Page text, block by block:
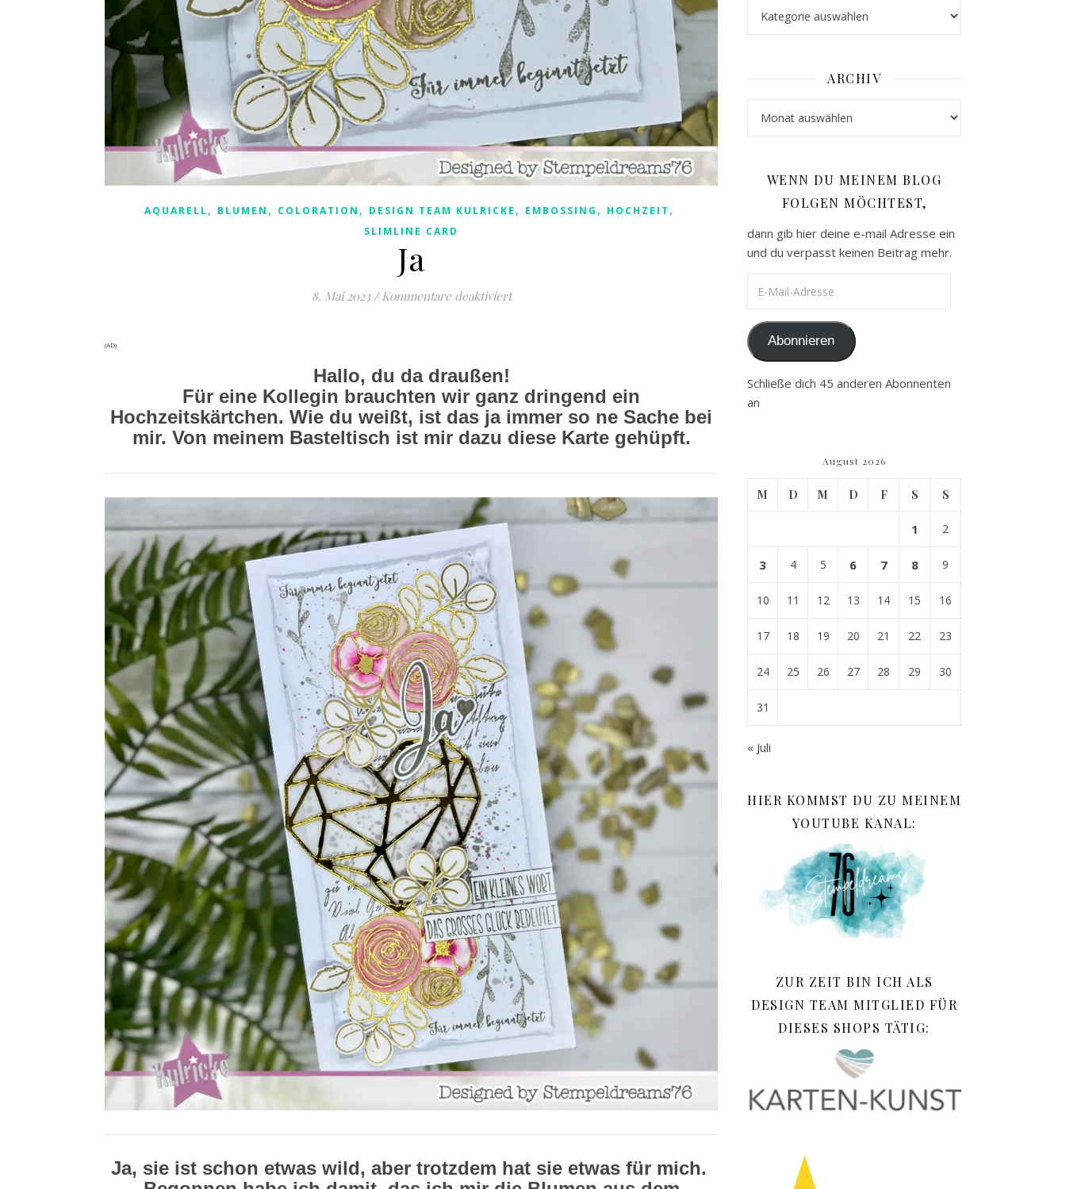
AQUARELL, BLUMEN , COLORATION , DESIGN TEAM KULRICKE , EMBOSSING , HOCHZEIT ,
SLIMLINE CARD
Ja
8. Mai 2023 / Kommentare deaktiviertfür Ja
(AD)
Hallo, du da draußen!
Für eine Kollegin brauchten wir ganz dringend ein
Hochzeitskärtchen. Wie du weißt, ist das ja immer so ne Sache bei
mir. Von meinem Basteltisch ist mir dazu diese Karte gehüpft.
Ja, sie ist schon etwas wild, aber trotzdem hat sie etwas für mich.
ARCHIV
WENN DU MEINEM BLOG
FOLGEN MÖCHTEST,
dann gib hier deine e-mail Adresse ein
und du verpasst keinen Beitrag mehr.
Abonnieren
Schließe dich 45 anderen Abonnenten
an
August 2026
M D M D F S S
1 2
3 4 5 6 7 8 9
10 11 12 13 14 15 16
17 18 19 20 21 22 23
24 25 26 27 28 29 30
31
« Juli
HIER KOMMST DU ZU MEINEM
YOUTUBE KANAL:
ZUR ZEIT BIN ICH ALS
DESIGN TEAM MITGLIED FÜR
DIESES SHOPS TÄTIG: